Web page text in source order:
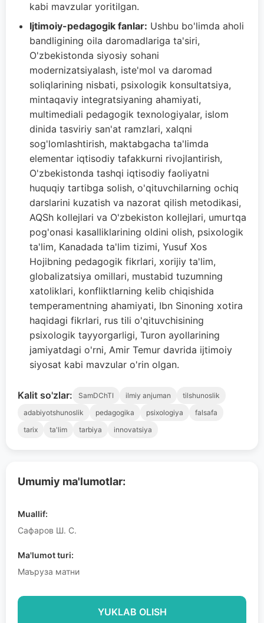
Umumiy ma'lumotlar:
Muallif:
Сафаров Ш. С.
Ma'lumot turi:
Маъруза матни
YUKLAB OLISH
kabi mavzular yoritilgan.
Ijtimoiy-pedagogik fanlar: Ushbu bo'limda aholi
bandligining oila daromadlariga ta'siri,
O'zbekistonda siyosiy sohani
modernizatsiyalash, iste'mol va daromad
soliqlarining nisbati, psixologik konsultatsiya,
mintaqaviy integratsiyaning ahamiyati,
multimediali pedagogik texnologiyalar, islom
dinida tasviriy san'at ramzlari, xalqni
sog'lomlashtirish, maktabgacha ta'limda
elementar iqtisodiy tafakkurni rivojlantirish,
O'zbekistonda tashqi iqtisodiy faoliyatni
huquqiy tartibga solish, o'qituvchilarning ochiq
darslarini kuzatish va nazorat qilish metodikasi,
AQSh kollejlari va O'zbekiston kollejlari, umurtqa
pog'onasi kasalliklarining oldini olish, psixologik
ta'lim, Kanadada ta'lim tizimi, Yusuf Xos
Hojibning pedagogik fikrlari, xorijiy ta'lim,
globalizatsiya omillari, mustabid tuzumning
xatoliklari, konfliktlarning kelib chiqishida
temperamentning ahamiyati, Ibn Sinoning xotira
haqidagi fikrlari, rus tili o'qituvchisining
psixologik tayyorgarligi, Turon ayollarining
jamiyatdagi o'rni, Amir Temur davrida ijtimoiy
siyosat kabi mavzular o'rin olgan.
Kalit so'zlar: SamDChTI ilmiy anjuman
tilshunoslik
adabiyotshunoslik
pedagogika psixologiya
falsafa
tarix
ta'lim tarbiya innovatsiya